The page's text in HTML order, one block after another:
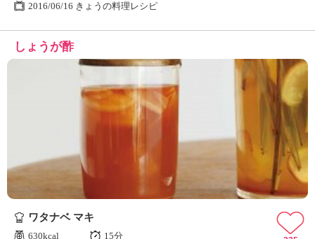
2016/06/16 きょうの料理レシピ
しょうが酢
ワタナベ マキ
630kcal 15分